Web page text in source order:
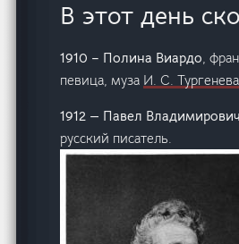
В этот день
1910 – Полина Виардо,
певица, муза И. С. Тургенева
1912 — Павел
русский писатель.